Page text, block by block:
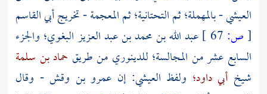
العيشي- بالمهملة؛ ثم التحتانية؛ ثم المعجمة - تخريجأبي القاسم
[ص: عبد الله بن محمد بن عبد العزيز البغوي؛ والجزء
السابع عشر من المجالسة؛ للدينوري من طريق حماد بن سلمة
شيخ أبي داود؛ ولفظ العيشي:إن عمرو بن وقش- وقال